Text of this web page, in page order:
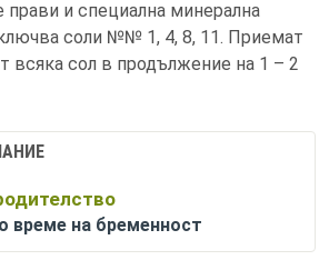
прави и специална минерална
соли №№ 1, 4, 8, 11. Приемат
всяка сол в продължение на 1 – 2
време на бременност